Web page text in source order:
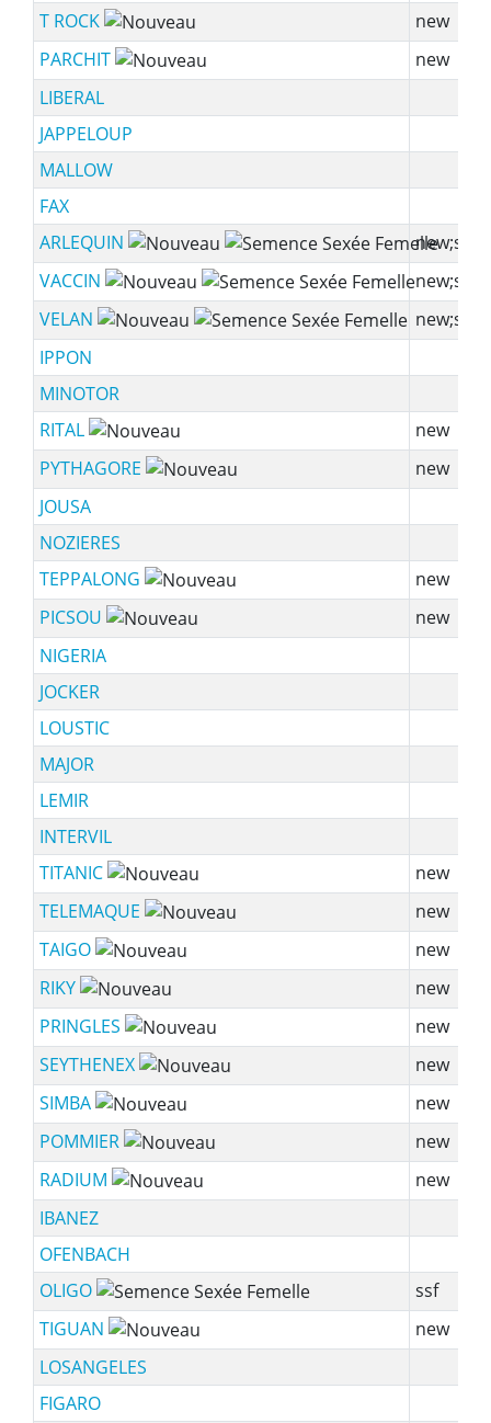
T ROCK
new
PARCHIT
new
LIBERAL
JAPPELOUP
MALLOW
FAX
ARLEQUIN
new;ssf
VACCIN
new;ssf
VELAN
new;ssf
IPPON
MINOTOR
RITAL
new
PYTHAGORE
new
JOUSA
NOZIERES
TEPPALONG
new
PICSOU
new
NIGERIA
JOCKER
LOUSTIC
MAJOR
LEMIR
INTERVIL
TITANIC
new
TELEMAQUE
new
TAIGO
new
RIKY
new
PRINGLES
new
SEYTHENEX
new
SIMBA
new
POMMIER
new
RADIUM
new
IBANEZ
OFENBACH
OLIGO
ssf
TIGUAN
new
LOSANGELES
FIGARO